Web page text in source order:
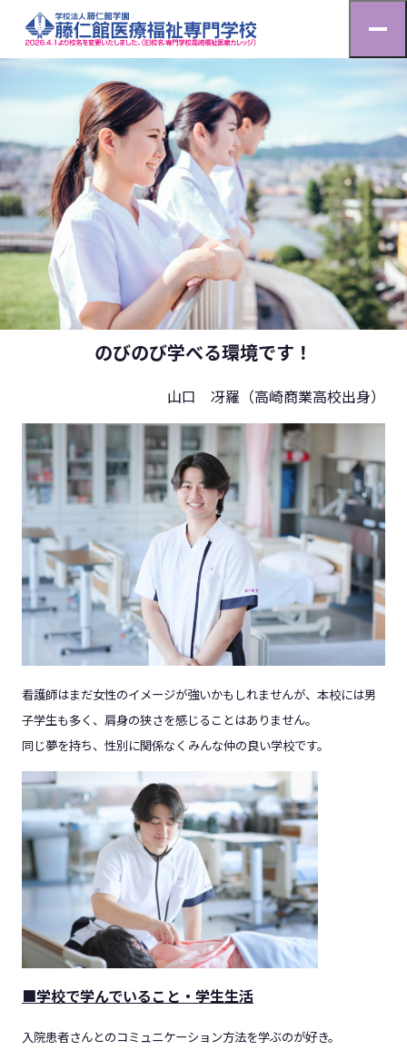
看護師学科 先輩の声（山口）
HOME 看護師学科 先輩の声（山口）
先生との距離が近く、男子学生も多数。
のびのび学べる環境です！
山口 冴羅（高崎商業高校出身）
看護師はまだ女性のイメージが強いかもしれませんが、本校には男
子学生も多く、肩身の狭さを感じることはありません。
同じ夢を持ち、性別に関係なくみんな仲の良い学校です。
■学校で学んでいること・学生生活
入院患者さんとのコミュニケーション方法を学ぶのが好き。